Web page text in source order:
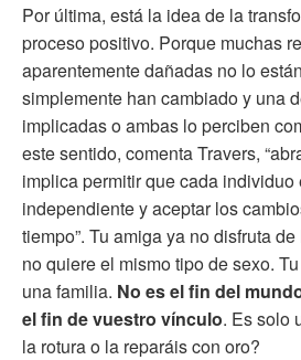
Por última, está la idea de la
proceso positivo. Porque muchas
aparentemente dañadas no lo
simplemente han cambiado y una
implicadas o ambas lo perciben
este sentido, comenta Travers,
implica permitir que cada
independiente y aceptar los
tiempo”. Tu amiga ya no disfruta
no quiere el mismo tipo de sexo.
una familia. No es el fin del
el fin de vuestro vínculo. Es solo
la rotura o la reparáis con oro?